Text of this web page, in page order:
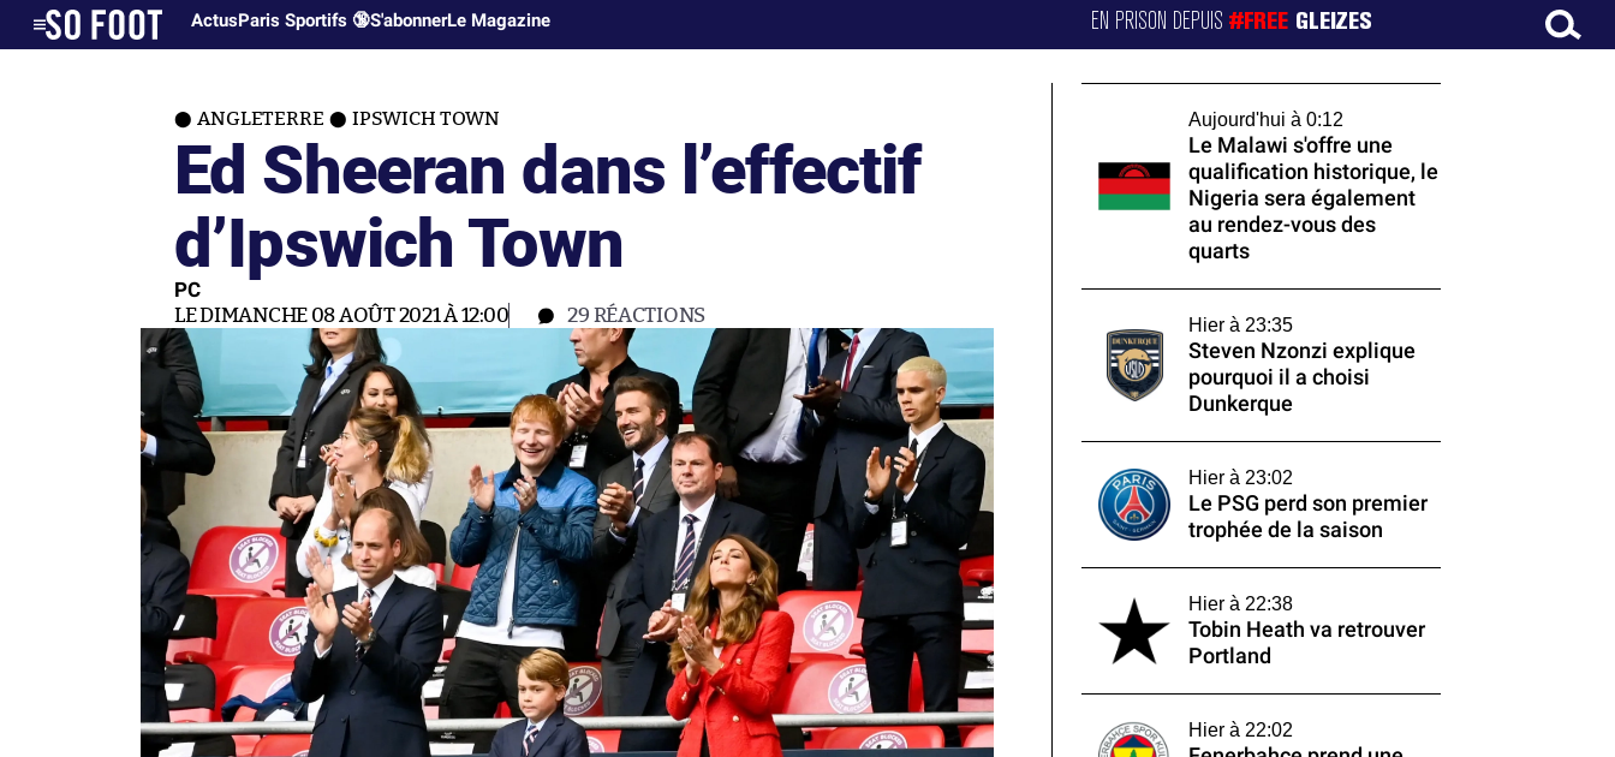
ActusParis Sportifs 🔞S'abonnerLe Magazine EN PRISON DEPUIS#FREE GLEIZES
ANGLETERRE IPSWICH TOWN
Ed Sheeran dans l’effectif
d’Ipswich Town
PC
LE DIMANCHE 08 AOÛT 2021 À 12:00 29 RÉACTIONS
Aujourd'hui à 0:12
Le Malawi s'offre une
qualification historique, le
Nigeria sera également
au rendez-vous des
quarts
Hier à 23:35
Steven Nzonzi explique
pourquoi il a choisi
Dunkerque
Hier à 23:02
Le PSG perd son premier
trophée de la saison
Hier à 22:38
Tobin Heath va retrouver
Portland
Hier à 22:02